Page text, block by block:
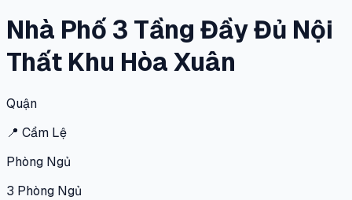
Nhà Phố 3 Tầng Đầy Đủ Nội
Thất Khu Hòa Xuân
Quận
📍 Cẩm Lệ
Phòng Ngủ
3 Phòng Ngủ